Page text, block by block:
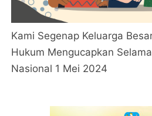
Kami Segenap Keluarga
Hukum Mengucapkan
Nasional 1 Mei 2024